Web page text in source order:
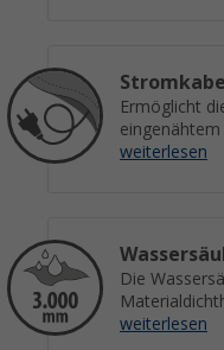
Ermöglicht
weiterlesen
Die
weiterlesen